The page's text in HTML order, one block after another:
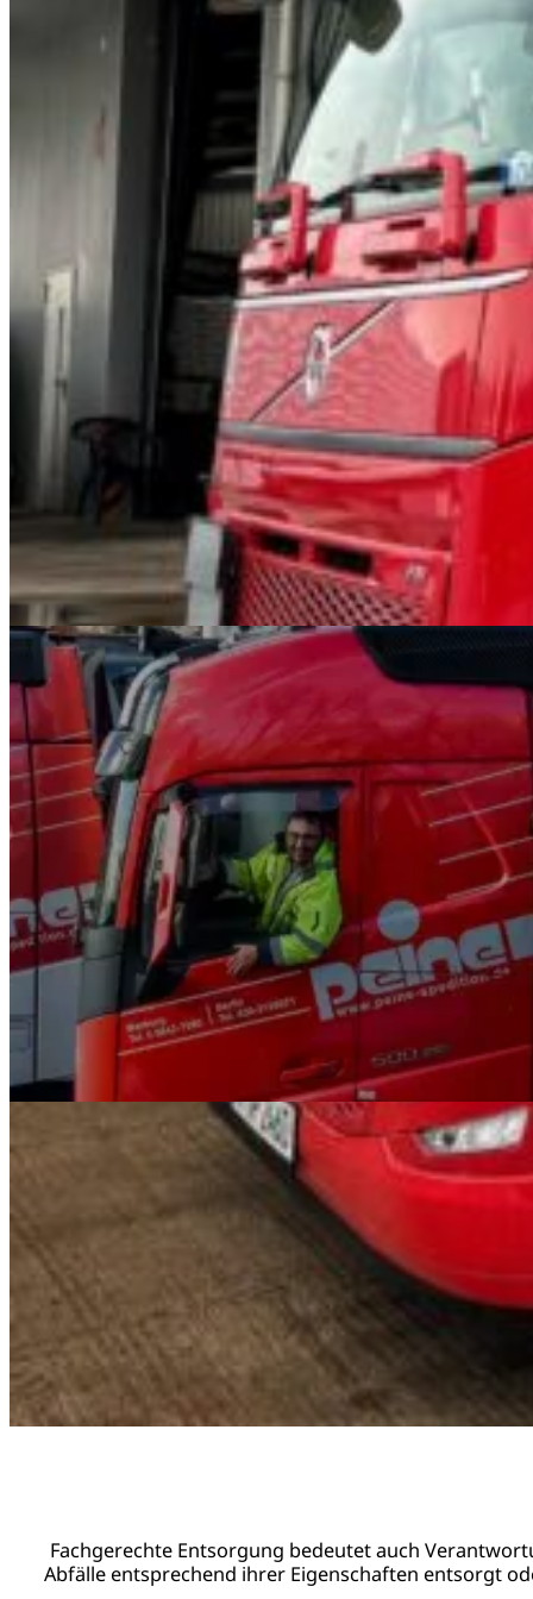
Warum
Als erfahrener Partner in der Silologistik
Branchen wie der Chemie-, Kunststoff-,
Unsere Mitarbeitenden werden
handhaben. Die
Jetzt kontaktieren
Unsere Silologistik ergänzt die
die für effiziente Abläufe entlang der gesamten
Mehr erfahren
Fachgerechte Entsorgung bedeutet auch
Abfälle entsprechend ihrer Eigenschaften entsorgt